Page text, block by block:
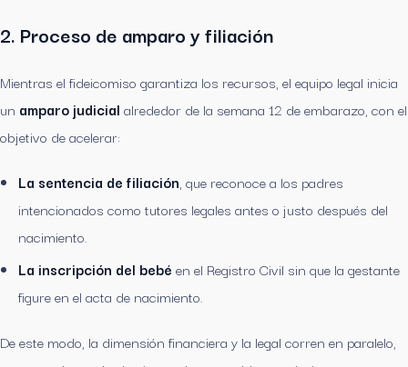
2. Proceso de amparo y filiación
Mientras el fideicomiso garantiza los recursos, el equipo legal inicia
un amparo judicial alrededor de la semana 12 de embarazo, con el
objetivo de acelerar:
La sentencia de filiación, que reconoce a los padres
intencionados como tutores legales antes o justo después del
nacimiento.
La inscripción del bebé en el Registro Civil sin que la gestante
figure en el acta de nacimiento.
De este modo, la dimensión financiera y la legal corren en paralelo,